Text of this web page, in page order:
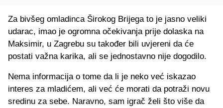
Za bivšeg omladinca Širokog Brijega to je jasno veliki
udarac, imao je ogromna očekivanja prije dolaska na
Maksimir, u Zagrebu su također bili uvjereni da će
postati važna karika, ali se jednostavno nije dogodilo.
Nema informacija o tome da li je neko već iskazao
interes za mladićem, ali već će morati da potraži novu
sredinu za sebe. Naravno, sam igrač želi što više da